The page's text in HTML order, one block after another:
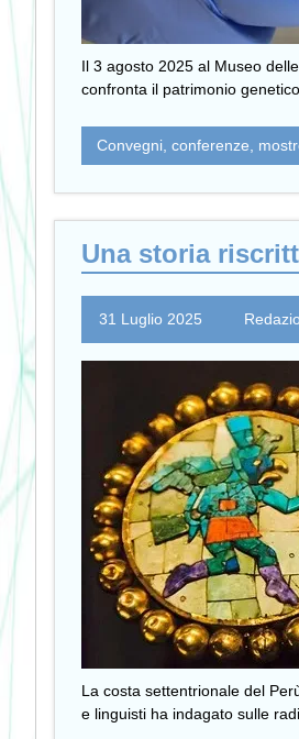
Il 3 agosto 2025 al Museo
confronta il patrimonio
Convegni, conferenze,
Una storia
31 Luglio 2025
La costa settentrionale del
e linguisti ha indagato sulle